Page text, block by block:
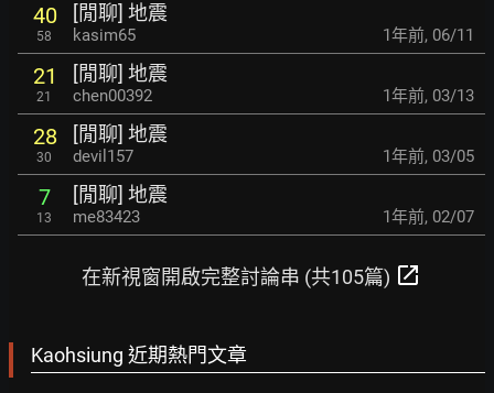
40
58
[閒聊] 地震
kasim65 1年前, 06/11
21
21
[閒聊] 地震
chen00392 1年前, 03/13
28
30
[閒聊] 地震
devil157 1年前, 03/05
7
13
[閒聊] 地震
me83423 1年前, 02/07
在新視窗開啟完整討論串 (共105篇) open_in_new
Kaohsiung 近期熱門文章